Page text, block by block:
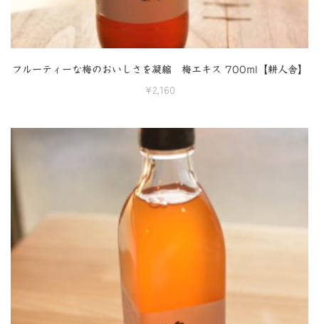
フルーティーな梅のおいしさを凝縮 梅エキス 700ml【耕人舎】
¥2,160